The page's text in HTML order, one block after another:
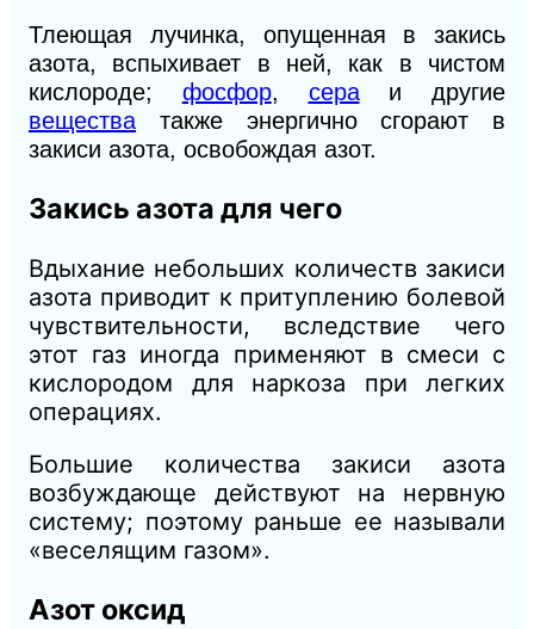
Тлеющая лучинка, опущенная в закись
азота, вспыхивает в ней, как в чистом
кислороде; фосфор, сераи другие
вещества также энергично сгорают в
закиси азота, освобождая азот.
Закись азота для чего
Вдыхание небольших количеств закиси
азота приводит к притуплению болевой
чувствительности, вследствие чего
этот газ иногда применяют в смеси с
кислородом для наркоза при легких
операциях.
Большие количества закиси азота
возбуждающе действуют на нервную
систему; поэтому раньше ее называли
«веселящим газом».
Азот оксид